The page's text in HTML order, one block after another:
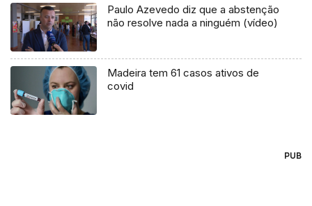
Paulo Azevedo diz que a abstenção
não resolve nada a ninguém (vídeo)
Madeira tem 61 casos ativos de
covid
PUB